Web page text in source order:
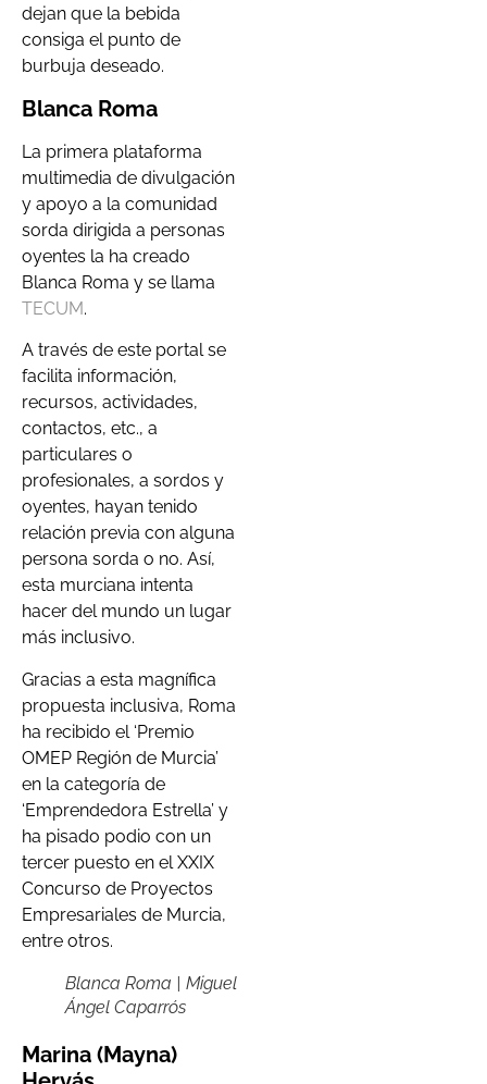
dejan que la bebida
consiga el punto de
burbuja deseado.
Blanca Roma
La primera plataforma
multimedia de divulgación
y apoyo a la comunidad
sorda dirigida a personas
oyentes la ha creado
Blanca Roma y se llama
TECUM.
A través de este portal se
facilita información,
recursos, actividades,
contactos, etc., a
particulares o
profesionales, a sordos y
oyentes, hayan tenido
relación previa con alguna
persona sorda o no. Así,
esta murciana intenta
hacer del mundo un lugar
más inclusivo.
Gracias a esta magnífica
propuesta inclusiva, Roma
ha recibido el ‘Premio
OMEP Región de Murcia’
en la categoría de
‘Emprendedora Estrella’ y
ha pisado podio con un
tercer puesto en el XXIX
Concurso de Proyectos
Empresariales de Murcia,
entre otros.
Blanca Roma | Miguel
Ángel Caparrós
Marina (Mayna)